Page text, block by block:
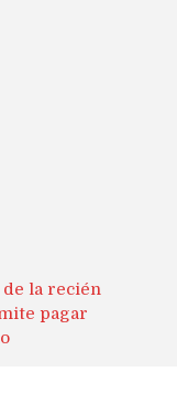
la recién
pagar